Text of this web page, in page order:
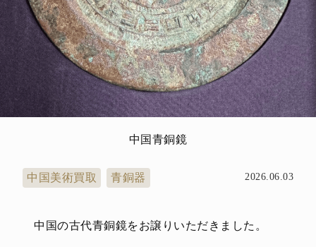
中国青銅鏡
中国美術買取 青銅器 2026.06.03
中国の古代青銅鏡をお譲りいただきました。